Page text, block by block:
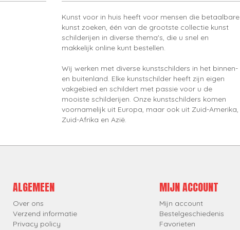
Kunst voor in huis heeft voor mensen die betaalbare
kunst zoeken, één van de grootste collectie kunst
schilderijen in diverse thema's, die u snel en
makkelijk online kunt bestellen.
Wij werken met diverse kunstschilders in het binnen-
en buitenland. Elke kunstschilder heeft zijn eigen
vakgebied en schildert met passie voor u de
mooiste schilderijen. Onze kunstschilders komen
voornamelijk uit Europa, maar ook uit Zuid-Amerika,
Zuid-Afrika en Azië.
ALGEMEEN
Over ons
Verzend informatie
Privacy policy
MIJN ACCOUNT
Mijn account
Bestelgeschiedenis
Favorieten